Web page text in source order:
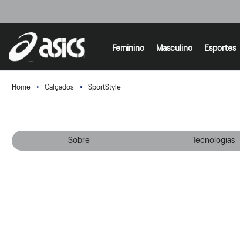
Feminino Masculino Esportes
Calçados SportStyle
Sobre Tecnologias